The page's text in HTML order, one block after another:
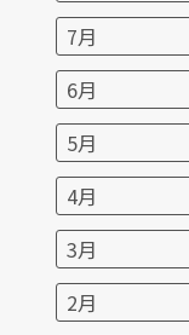
7月
6月
5月
4月
3月
2月